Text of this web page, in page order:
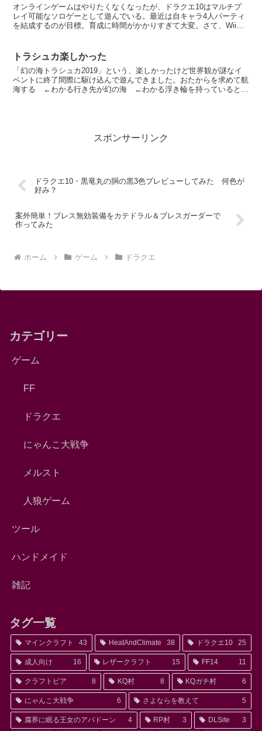
オンラインゲームはやりたくなくなったが、ドラクエ10はマルチプ
レイ可能なソロゲーとして遊んでいる。最近は自キャラ4人パーティ
を結成するのが目標。育成に時間がかかりすぎて大変。さて、WiiU
トラシュカ楽しかった
「幻の海トラシュカ2019」という、楽しかったけど世界観が謎なイ
ベントに終了間際に駆け込んで遊んできました。おたからを求めて航
海する ←わかる行き先が幻の海 ←わかる浮き輪を持っていると何
スポンサーリンク
ドラクエ10・黒竜丸の胴の黒3色プレビューしてみた 何色が
好み？
案外簡単！ブレス無効装備をカテドラル＆ブレスガーダーで
作ってみた
ホーム ゲーム ドラクエ
カテゴリー
ゲーム
FF
ドラクエ
にゃんこ大戦争
メルスト
人狼ゲーム
ツール
ハンドメイド
雑記
タグ一覧
マインクラフト 43 HeatAndClimate 38 ドラクエ10 25
成人向け 16 レザークラフト 15 FF14 11
クラフトピア 8 KQ村 8 KQガチ村 6
にゃんこ大戦争 6 さよならを教えて 5
腐界に眠る王女のアバドーン 4 RP村 3 DLSite 3